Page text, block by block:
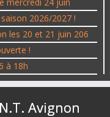
2026/2027 !
les 20 et 21 juin 206
!
à 18h
Avignon